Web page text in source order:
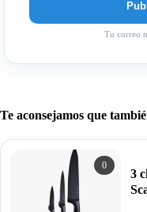
Tu correo
Te aconsejamos que
0
3